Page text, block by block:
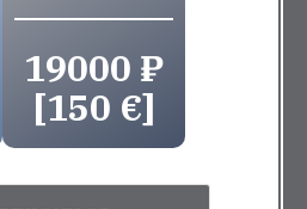
19000 ₽
[150 €]